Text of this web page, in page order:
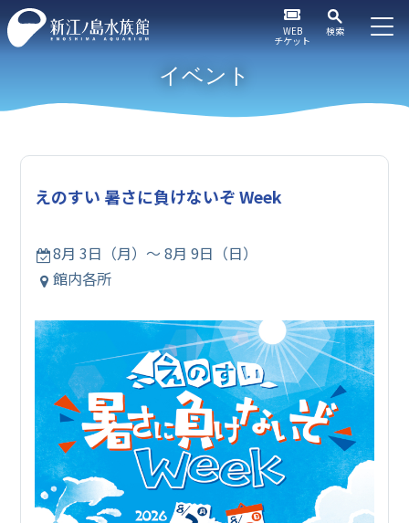
WEB
チケット
検索
イベント
えのすい 暑さに負けないぞ Week
8月 3日（月）～ 8月 9日（日）
館内各所